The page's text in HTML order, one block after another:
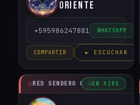
Oriente
+595986247881 WHATSAPP
COMPARTIR ► ESCUCHAR
RED SENDERO CRISTIANO
EN AIRE